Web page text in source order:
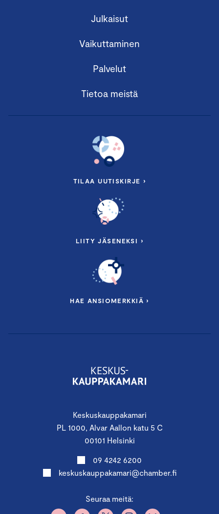
Keskuskauppakamari
PL 1000, Alvar Aallon katu 5 C
00101 Helsinki
09 4242 6200
keskuskauppakamari@chamber.fi
Seuraa meitä:
Julkaisut
Vaikuttaminen
Palvelut
Tietoa meistä
TILAA UUTISKIRJE ›
LIITY JÄSENEKSI ›
HAE ANSIOMERKKIÄ ›